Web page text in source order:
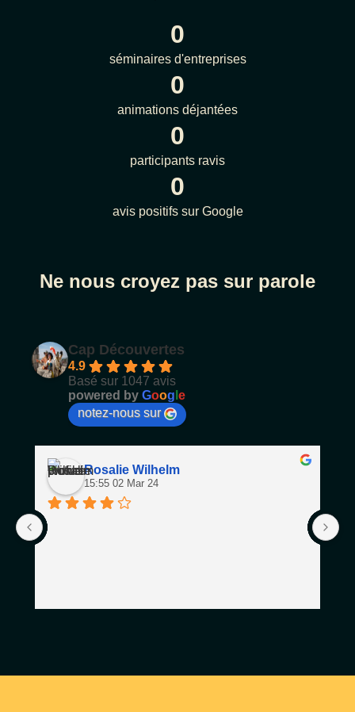
séminaires d'entreprises
0
animations déjantées
0
participants ravis
0
avis positifs sur Google
0
Ne nous croyez pas sur parole
Cap Découvertes
4.9
Basé sur 1047 avis
powered by Goog e
notez-nous sur
Rosalie Wilhelm
15:55 02 Mar 24